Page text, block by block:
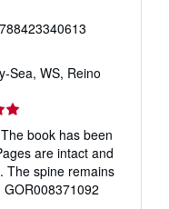
Sea, WS, Reino
book has been
are intact and
The spine remains